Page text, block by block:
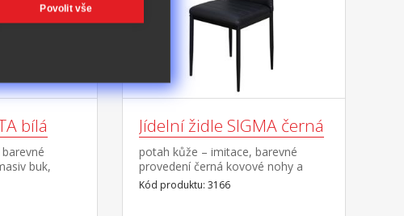
bílá
buk,
Jídelní židle SIGMA černá
potah kůže – imitace, barevné
provedení černá kovové nohy a
konstrukce, výška sedu 47 cm
Kód produktu: 3166
Povolit vše